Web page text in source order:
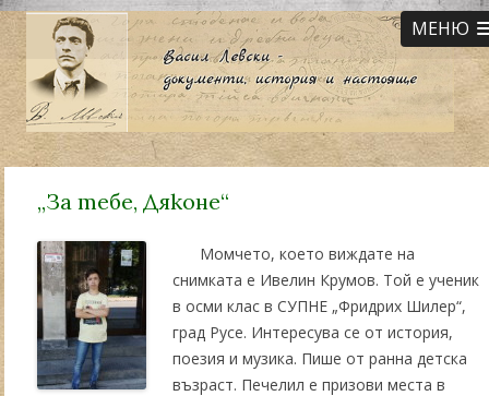
МЕНЮ
„За тебе, Дяконе“
Момчето, което виждате на
снимката е Ивелин Крумов. Той е ученик
в осми клас в СУПНЕ „Фридрих Шилер“,
град Русе. Интересува се от история,
поезия и музика. Пише от ранна детска
възраст. Печелил е призови места в